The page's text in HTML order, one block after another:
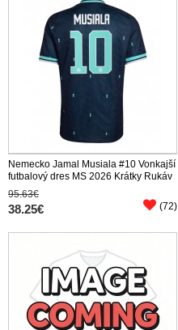
Nemecko Jamal Musiala #10 Vonkajší
futbalový dres MS 2026 Krátky Rukáv
95.63€
38.25€ (72)